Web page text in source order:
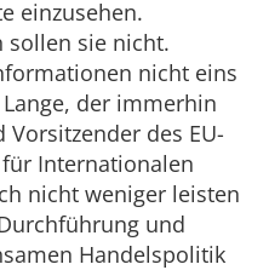
einzusehen.
sollen sie nicht.
nicht eins
der immerhin
des EU-
Internationalen
nicht weniger leisten
und
Handelspolitik